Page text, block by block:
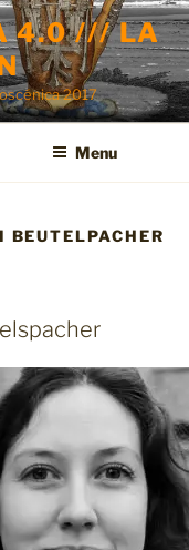
4.0 /// LA
2017
Menu
BEUTELPACHER